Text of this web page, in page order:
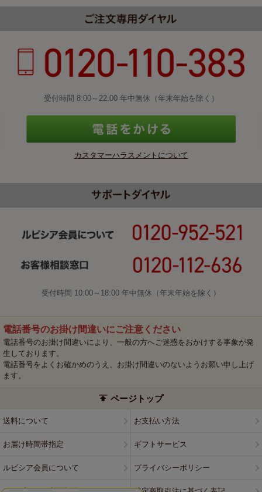
受付時間 8:00～22:00 年中無休（年末年始を除く）
カスタマーハラスメントについて
受付時間 10:00～18:00 年中無休（年末年始を除く）
電話番号のお掛け間違いにご注意ください
電話番号のお掛け間違いにより、一般の方へご迷惑をおかけする事象が発
生しております。
電話番号をよくお確かめのうえ、お掛け間違いのないようお願い申し上げ
ます。
ページトップ
送料について お支払い方法
お届け時間帯指定 ギフトサービス
ルピシア会員について プライバシーポリシー